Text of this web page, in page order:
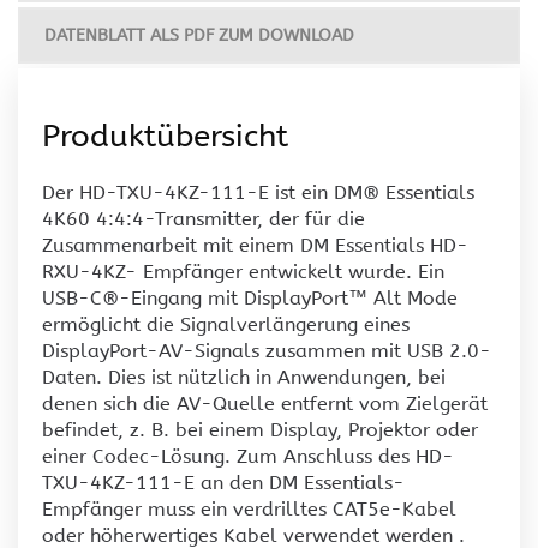
DATENBLATT ALS PDF ZUM DOWNLOAD
Produktübersicht
Der HD-TXU-4KZ-111-E ist ein DM® Essentials
4K60 4:4:4-Transmitter, der für die
Zusammenarbeit mit einem DM Essentials HD-
RXU-4KZ- Empfänger entwickelt wurde. Ein
USB-C®-Eingang mit DisplayPort™ Alt Mode
ermöglicht die Signalverlängerung eines
DisplayPort-AV-Signals zusammen mit USB 2.0-
Daten. Dies ist nützlich in Anwendungen, bei
denen sich die AV-Quelle entfernt vom Zielgerät
befindet, z. B. bei einem Display, Projektor oder
einer Codec-Lösung. Zum Anschluss des HD-
TXU-4KZ-111-E an den DM Essentials-
Empfänger muss ein verdrilltes CAT5e-Kabel
oder höherwertiges Kabel verwendet werden .